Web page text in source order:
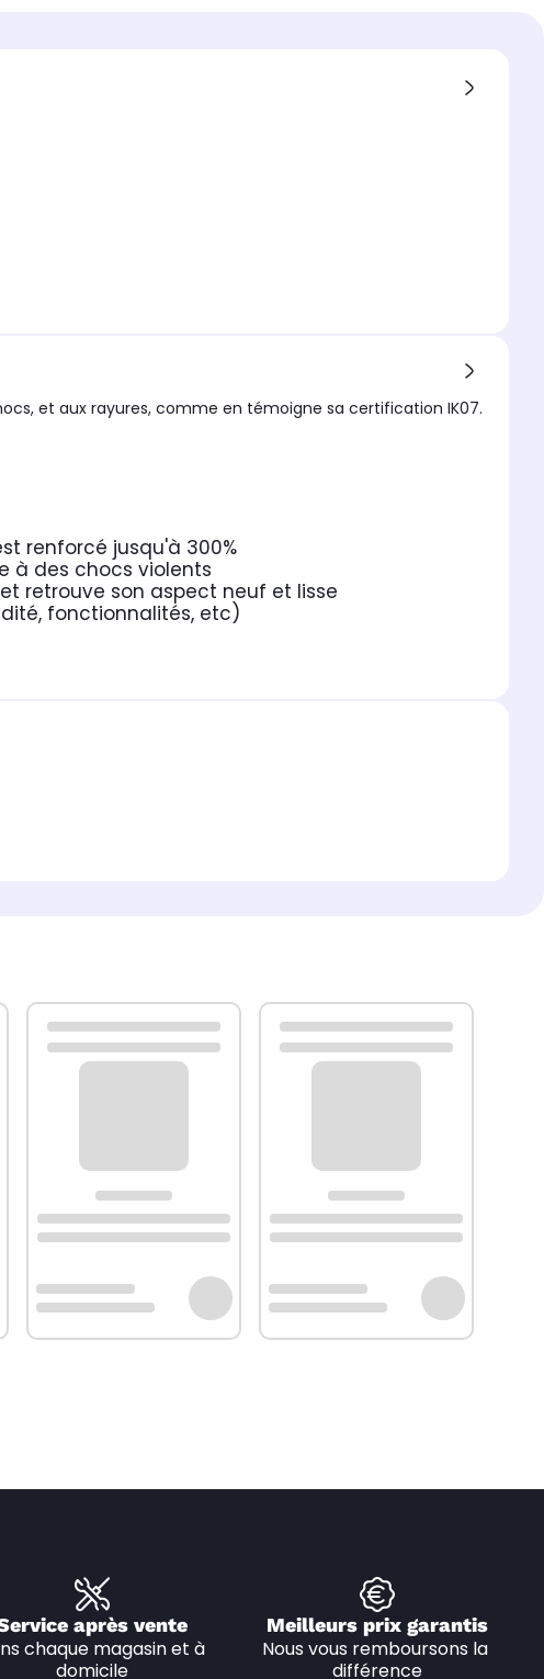
et aux rayures, comme en témoigne sa certification IK07.
renforcé jusqu'à 300%
à des chocs violents
retrouve son aspect neuf et lisse
fonctionnalités, etc)
après vente
chaque magasin et à
domicile
Meilleurs prix garantis
Nous vous remboursons la
différence